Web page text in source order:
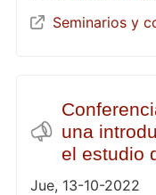
Seminarios y
una
el estudio
Jue, 13-10-2022